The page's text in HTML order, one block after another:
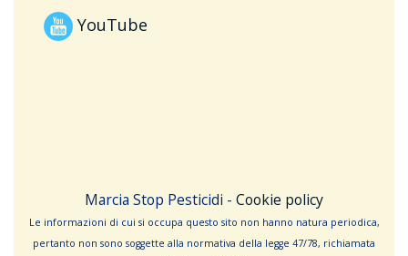
YouTube
Marcia Stop Pesticidi - Cookie policy
Le informa­zioni di cui si occupa questo sito non hanno na­tura periodica,
pertanto non sono sog­gette alla normativa della legge 47/78, richiamata